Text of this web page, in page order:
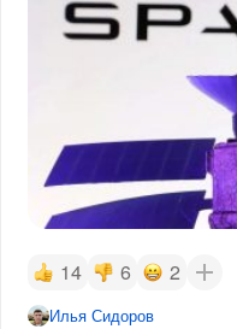
14 6 2
Илья Сидоров